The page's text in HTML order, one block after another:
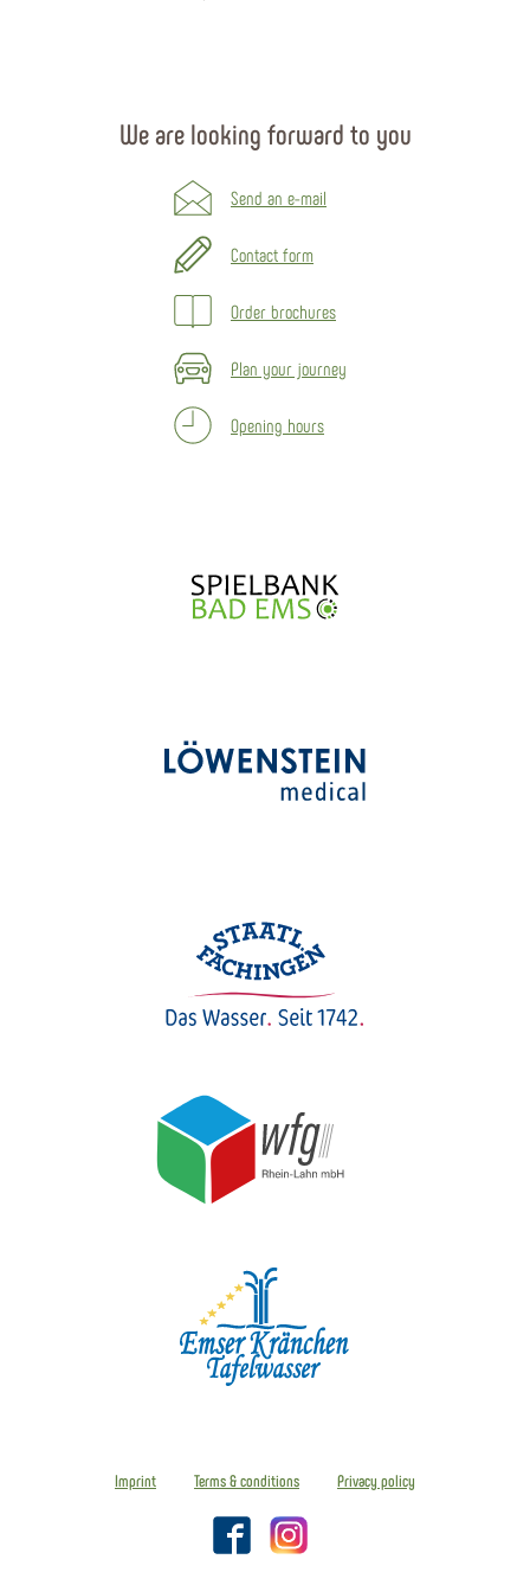
We are looking forward to you
Send an e-mail
Contact form
Order brochures
Plan your journey
Opening hours
Imprint Terms & conditions Privacy policy
FacebookInstagram